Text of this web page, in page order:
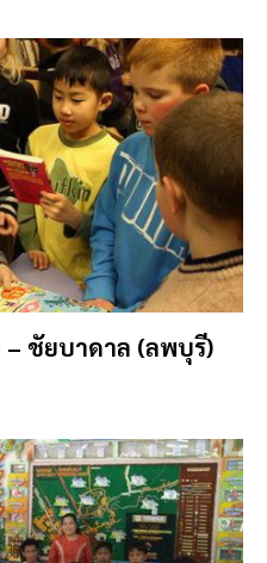
– ชัยบาดาล (ลพบุรี)